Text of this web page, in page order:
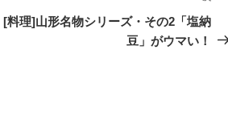
投
[料理]山形名物シリーズ・その2「塩納
豆」がウマい！